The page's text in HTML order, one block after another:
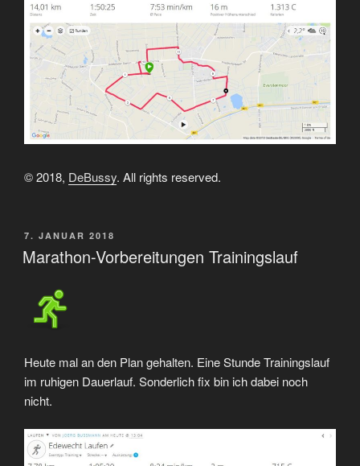
© 2018, DeBussy. All rights reserved.
VERÖFFENTLICHT
AM
7. JANUAR 2018
Marathon-Vorbereitungen Trainingslauf
Heute mal an den Plan gehalten. Eine Stunde Trainingslauf
im ruhigen Dauerlauf. Sonderlich fix bin ich dabei noch
nicht.